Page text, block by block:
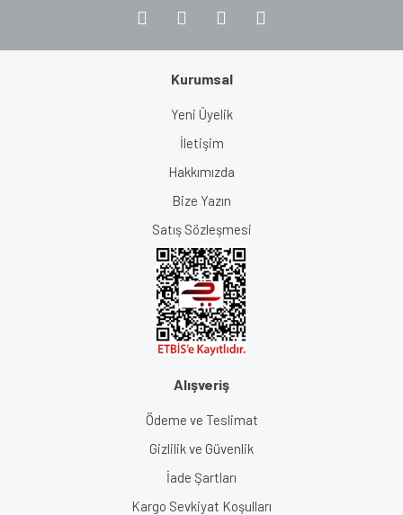
Kurumsal
Yeni Üyelik
İletişim
Hakkımızda
Bize Yazın
Satış Sözleşmesi
Alışveriş
Ödeme ve Teslimat
Gizlilik ve Güvenlik
İade Şartları
Kargo Sevkiyat Koşulları